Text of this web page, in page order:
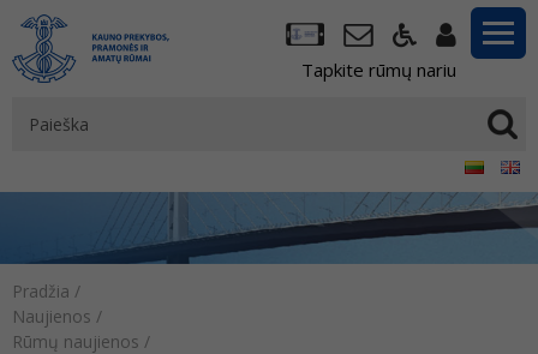
Tapkite rūmų nariu
Pradžia /
Naujienos /
Rūmų naujienos /